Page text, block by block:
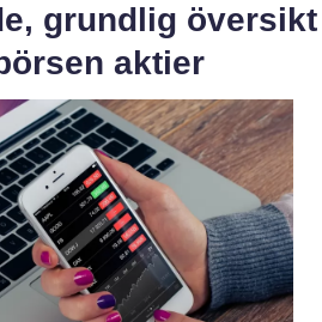
grundlig översikt
aktier